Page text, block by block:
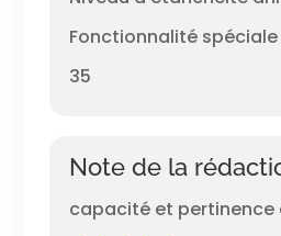
Fonctionnalité
35
Note de la
capacité et pertinence